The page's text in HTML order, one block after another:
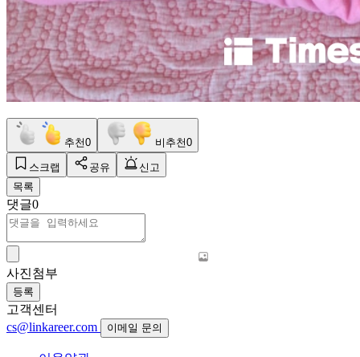
추천0 비추천0
스크랩 공유
신고
목록
댓글0
사진첨부
등록
고객센터
cs@linkareer.com
이메일 문의